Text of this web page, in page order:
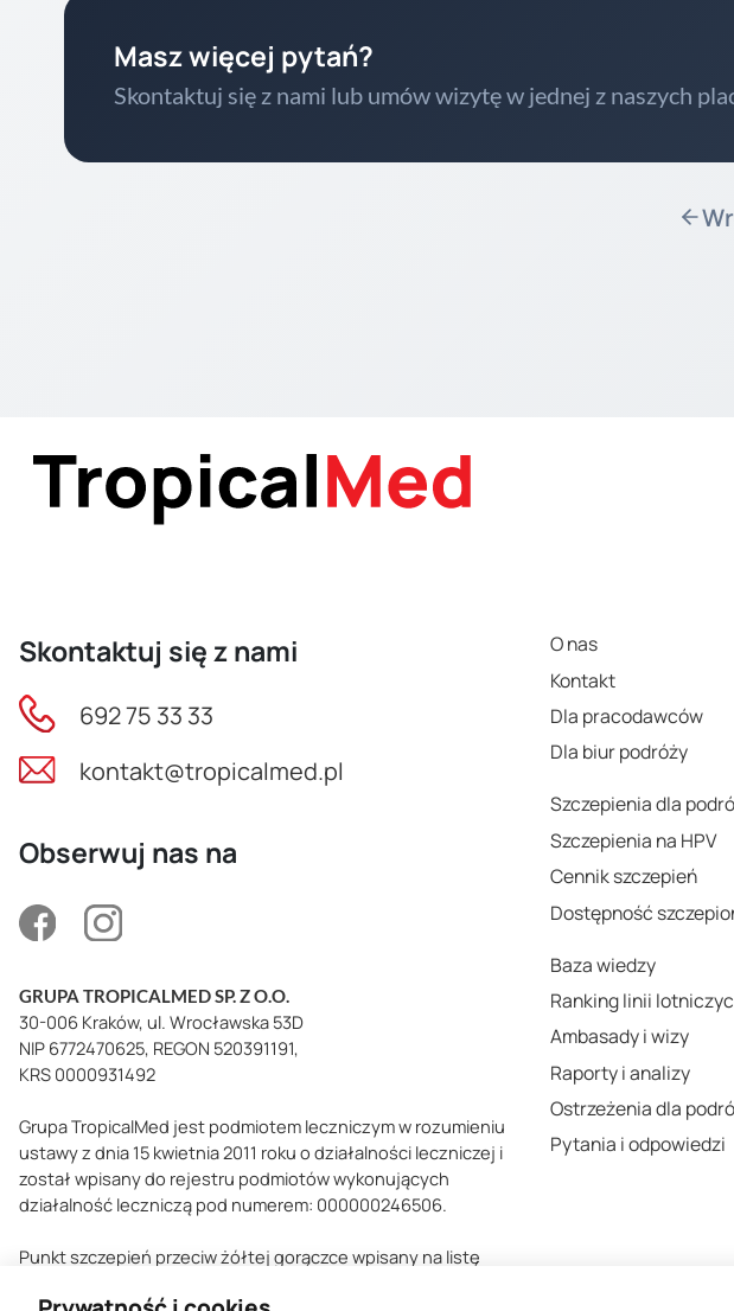
Masz więcej pytań?
Skontaktuj się z nami lub umów wizytę w jednej z naszych
Skontaktuj się z nami
692 75 33 33
kontakt@tropicalmed.pl
Obserwuj nas na
GRUPA TROPICALMED SP. Z O.O.
30-006 Kraków, ul. Wrocławska 53D
NIP 6772470625, REGON 520391191,
KRS 0000931492
Grupa TropicalMed jest podmiotem leczniczym w rozumieniu
ustawy z dnia 15 kwietnia 2011 roku o działalności leczniczej i
został wpisany do rejestru podmiotów wykonujących
działalność leczniczą pod numerem: 000000246506.
Punkt szczepień przeciw żółtej gorączce wpisany na listę
O nas
Kontakt
Dla pracodawców
Dla biur podróży
Szczepienia dla
Szczepienia na HPV
Cennik szczepień
Dostępność
Baza wiedzy
Ranking linii
Ambasady i wizy
Raporty i analizy
Ostrzeżenia dla
Pytania i odpowiedzi